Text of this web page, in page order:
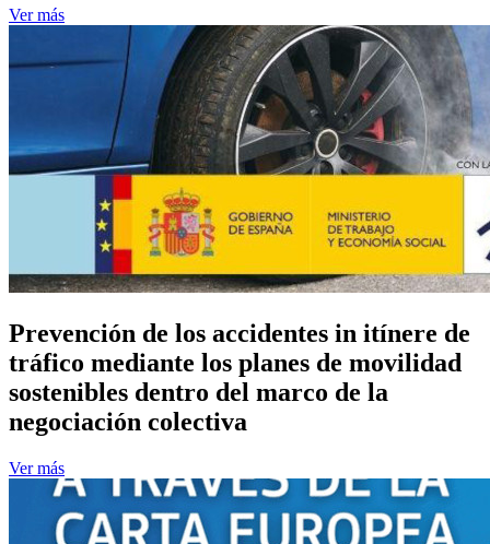
Ver más
Prevención de los accidentes in itínere de
tráfico mediante los planes de movilidad
sostenibles dentro del marco de la
negociación colectiva
Ver más